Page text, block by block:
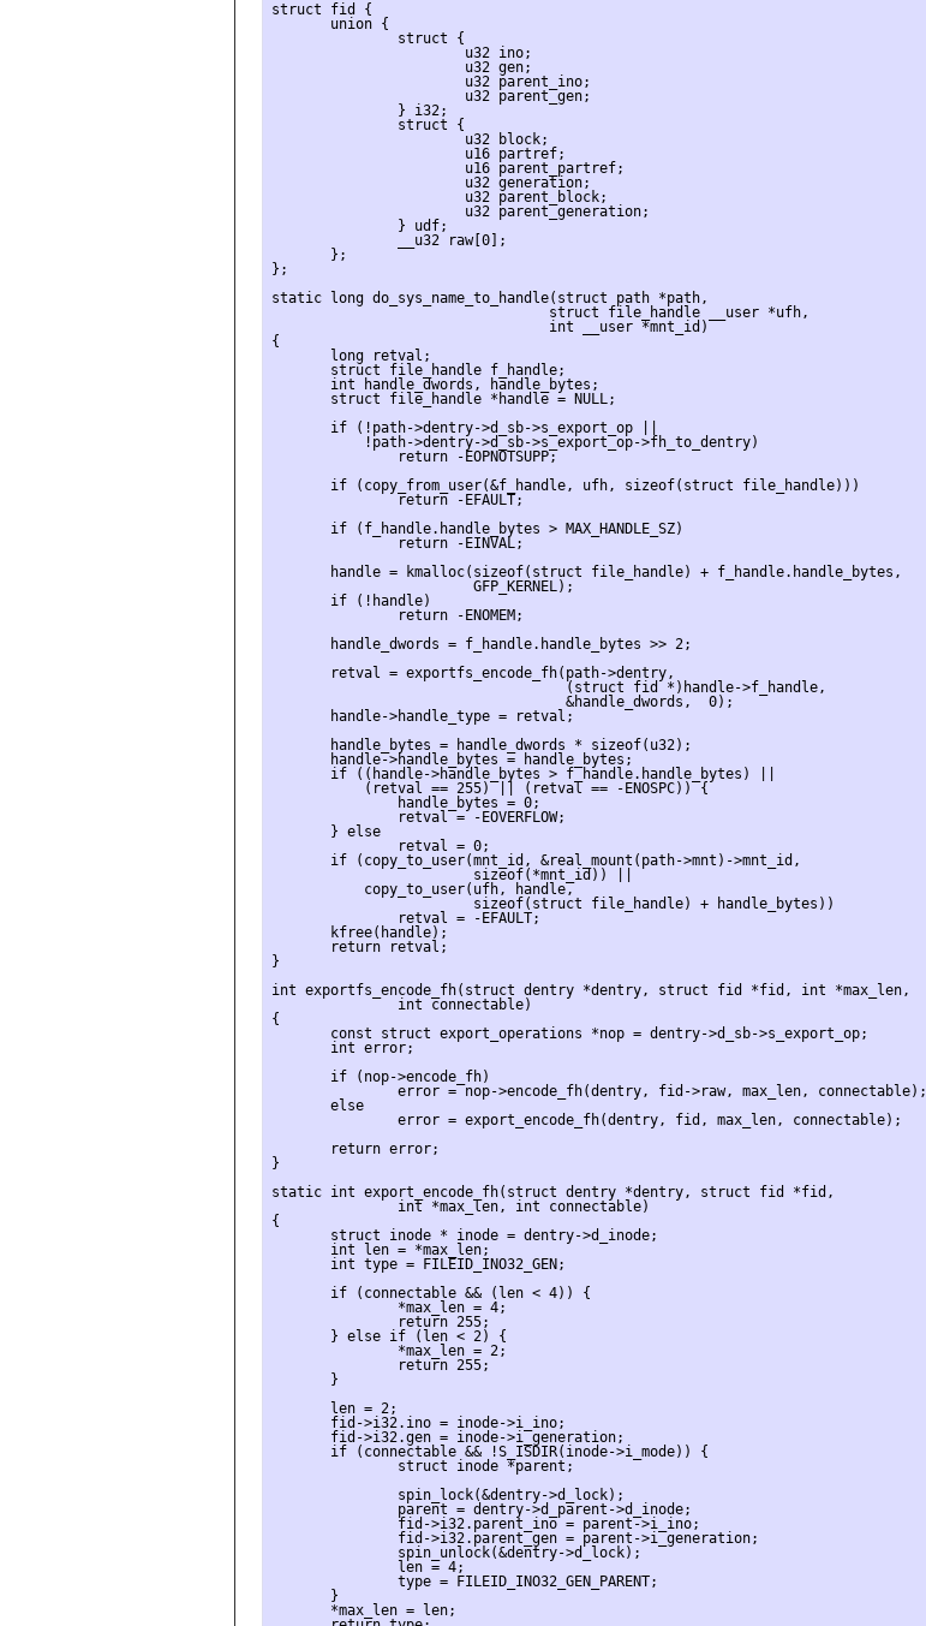
struct fid {
       union {
               struct {
                       u32 ino;
                       u32 gen;
                       u32 parent_ino;
                       u32 parent_gen;
               } i32;
               struct {
                       u32 block;
                       u16 partref;
                       u16 parent_partref;
                       u32 generation;
                       u32 parent_block;
                       u32 parent_generation;
               } udf;
               __u32 raw[0];
       };
};
static long do_sys_name_to_handle(struct path *path,
                                 struct file_handle __user *ufh,
                                 int __user *mnt_id)
{
       long retval;
       struct file_handle f_handle;
       int handle_dwords, handle_bytes;
       struct file_handle *handle = NULL;
       if (!path->dentry->d_sb->s_export_op ||
           !path->dentry->d_sb->s_export_op->fh_to_dentry)
               return -EOPNOTSUPP;
       if (copy_from_user(&f_handle, ufh, sizeof(struct file_handle)))
               return -EFAULT;
       if (f_handle.handle_bytes > MAX_HANDLE_SZ)
               return -EINVAL;
       handle = kmalloc(sizeof(struct file_handle) + f_handle.handle_bytes,
                        GFP_KERNEL);
       if (!handle)
               return -ENOMEM;
       handle_dwords = f_handle.handle_bytes >> 2;
       retval = exportfs_encode_fh(path->dentry,
                                   (struct fid *)handle->f_handle,
                                   &handle_dwords,  0);
       handle->handle_type = retval;
       handle_bytes = handle_dwords * sizeof(u32);
       handle->handle_bytes = handle_bytes;
       if ((handle->handle_bytes > f_handle.handle_bytes) ||
           (retval == 255) || (retval == -ENOSPC)) {
               handle_bytes = 0;
               retval = -EOVERFLOW;
       } else
               retval = 0;
       if (copy_to_user(mnt_id, &real_mount(path->mnt)->mnt_id,
                        sizeof(*mnt_id)) ||
           copy_to_user(ufh, handle,
                        sizeof(struct file_handle) + handle_bytes))
               retval = -EFAULT;
       kfree(handle);
       return retval;
}
int exportfs_encode_fh(struct dentry *dentry, struct fid *fid, int *max_len,
               int connectable)
{
       const struct export_operations *nop = dentry->d_sb->s_export_op;
       int error;
       if (nop->encode_fh)
               error = nop->encode_fh(dentry, fid->raw, max_len, connectable);
       else
               error = export_encode_fh(dentry, fid, max_len, connectable);
       return error;
}
static int export_encode_fh(struct dentry *dentry, struct fid *fid,
               int *max_len, int connectable)
{
       struct inode * inode = dentry->d_inode;
       int len = *max_len;
       int type = FILEID_INO32_GEN;
       if (connectable && (len < 4)) {
               *max_len = 4;
               return 255;
       } else if (len < 2) {
               *max_len = 2;
               return 255;
       }
       len = 2;
       fid->i32.ino = inode->i_ino;
       fid->i32.gen = inode->i_generation;
       if (connectable && !S_ISDIR(inode->i_mode)) {
               struct inode *parent;
               spin_lock(&dentry->d_lock);
               parent = dentry->d_parent->d_inode;
               fid->i32.parent_ino = parent->i_ino;
               fid->i32.parent_gen = parent->i_generation;
               spin_unlock(&dentry->d_lock);
               len = 4;
               type = FILEID_INO32_GEN_PARENT;
       }
       *max_len = len;